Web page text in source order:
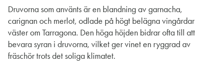
Druvorna som använts är en blandning av garnacha,
carignan och merlot, odlade på högt belägna vingårdar
väster om Tarragona. Den höga höjden bidrar ofta till att
bevara syran i druvorna, vilket ger vinet en ryggrad av
fräschör trots det soliga klimatet.